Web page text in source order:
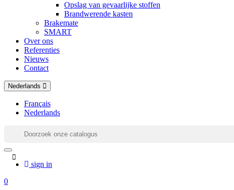
Opslag van gevaarlijke stoffen
Brandwerende kasten
Brakemate
SMART
Over ons
Referenties
Nieuws
Contact
Nederlands
Français
Nederlands
sign in
0